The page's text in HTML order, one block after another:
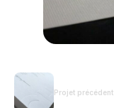
Projet précédent